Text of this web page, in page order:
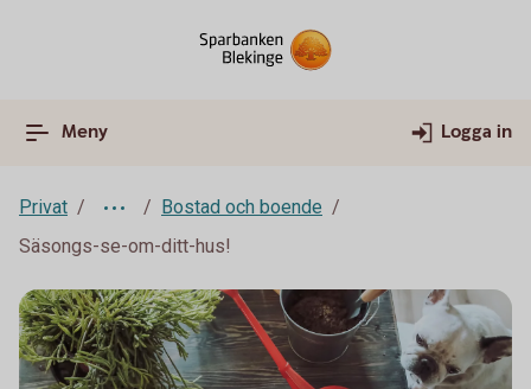
Meny Logga in
Privat
Bostad och boende
Säsongs-se-om-ditt-hus!